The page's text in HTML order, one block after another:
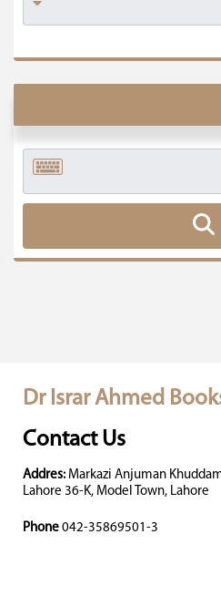
Dr Israr Ahmed
Contact Us
Addres: Markazi Anjuman
Lahore 36-K, Model Town, Lahore
Phone 042-35869501-3